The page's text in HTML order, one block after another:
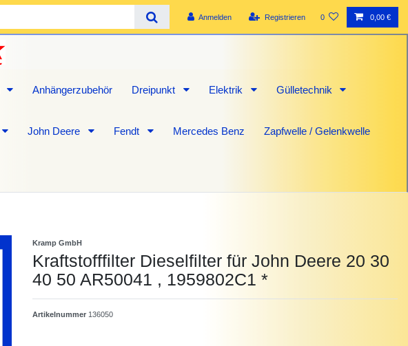
Anmelden Registrieren 0 0,00 €
Anhängerzubehör Dreipunkt Elektrik Gülletechnik
John Deere Fendt Mercedes Benz Zapfwelle / Gelenkwelle
Kramp GmbH
Kraftstofffilter Dieselfilter für John Deere 20 30
40 50 AR50041 , 1959802C1 *
Artikelnummer 136050